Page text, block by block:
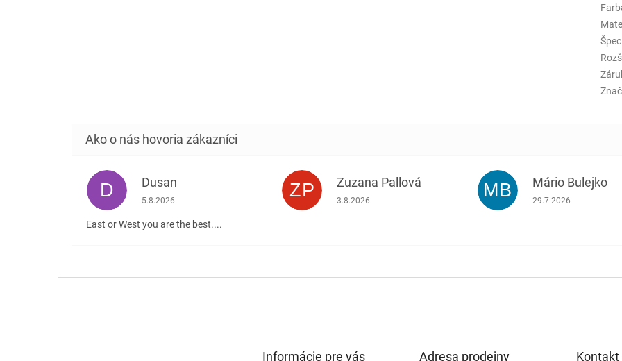
D Dusan
Hodnotenie obchodu je 5 z 5 hviezdičiek.
5.8.2026
East or West you are the best....
ZP Zuzana Pallová
Hodnotenie obchodu je 5 z 5 hviezdičiek.
3.8.2026 MB Mário Bulejko
Hodnotenie
29.7.2026
Informácie pre vás Adresa prodejny Kontakt